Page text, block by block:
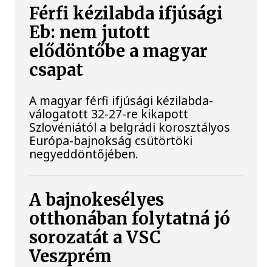
Férfi kézilabda ifjúsági
Eb: nem jutott
elődöntőbe a magyar
csapat
A magyar férfi ifjúsági kézilabda-
válogatott 32-27-re kikapott
Szlovéniától a belgrádi korosztályos
Európa-bajnokság csütörtöki
negyeddöntőjében.
A bajnokesélyes
otthonában folytatná jó
sorozatát a VSC
Veszprém